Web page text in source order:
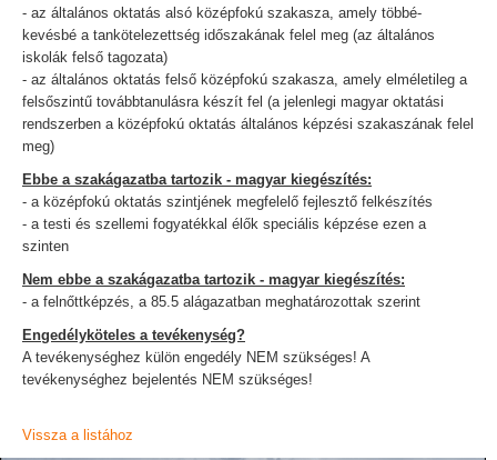
- az általános oktatás alsó középfokú szakasza, amely többé-
kevésbé a tankötelezettség időszakának felel meg (az általános
iskolák felső tagozata)
- az általános oktatás felső középfokú szakasza, amely elméletileg a
felsőszintű továbbtanulásra készít fel (a jelenlegi magyar oktatási
rendszerben a középfokú oktatás általános képzési szakaszának felel
meg)
Ebbe a szakágazatba tartozik - magyar kiegészítés:
- a középfokú oktatás szintjének megfelelő fejlesztő felkészítés
- a testi és szellemi fogyatékkal élők speciális képzése ezen a
szinten
Nem ebbe a szakágazatba tartozik - magyar kiegészítés:
- a felnőttképzés, a 85.5 alágazatban meghatározottak szerint
Engedélyköteles a tevékenység?
A tevékenységhez külön engedély NEM szükséges! A
tevékenységhez bejelentés NEM szükséges!
Vissza a listához